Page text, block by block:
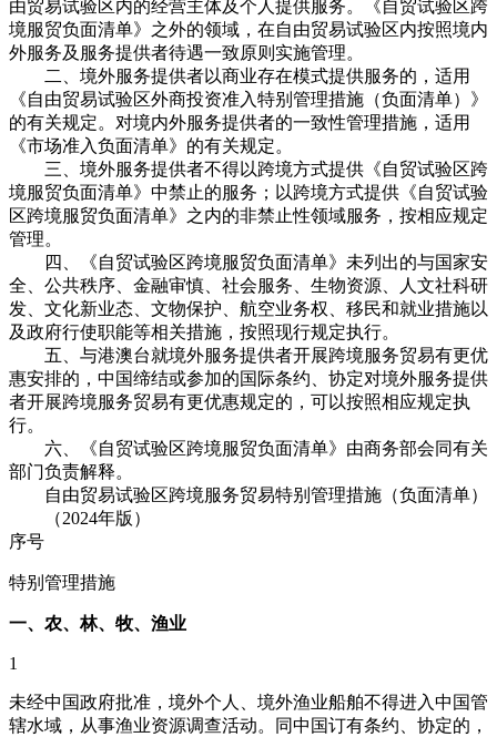
由贸易试验区内的经营主体及个人提供服务。《自贸试验区跨
境服贸负面清单》之外的领域，在自由贸易试验区内按照境内
外服务及服务提供者待遇一致原则实施管理。
二、境外服务提供者以商业存在模式提供服务的，适用
《自由贸易试验区外商投资准入特别管理措施（负面清单）》
的有关规定。对境内外服务提供者的一致性管理措施，适用
《市场准入负面清单》的有关规定。
三、境外服务提供者不得以跨境方式提供《自贸试验区跨
境服贸负面清单》中禁止的服务；以跨境方式提供《自贸试验
区跨境服贸负面清单》之内的非禁止性领域服务，按相应规定
管理。
四、《自贸试验区跨境服贸负面清单》未列出的与国家安
全、公共秩序、金融审慎、社会服务、生物资源、人文社科研
发、文化新业态、文物保护、航空业务权、移民和就业措施以
及政府行使职能等相关措施，按照现行规定执行。
五、与港澳台就境外服务提供者开展跨境服务贸易有更优
惠安排的，中国缔结或参加的国际条约、协定对境外服务提供
者开展跨境服务贸易有更优惠规定的，可以按照相应规定执
行。
六、《自贸试验区跨境服贸负面清单》由商务部会同有关
部门负责解释。
自由贸易试验区跨境服务贸易特别管理措施（负面清单）
（2024年版）
序号
特别管理措施
一、农、林、牧、渔业
1
未经中国政府批准，境外个人、境外渔业船舶不得进入中国管
辖水域，从事渔业资源调查活动。同中国订有条约、协定的，